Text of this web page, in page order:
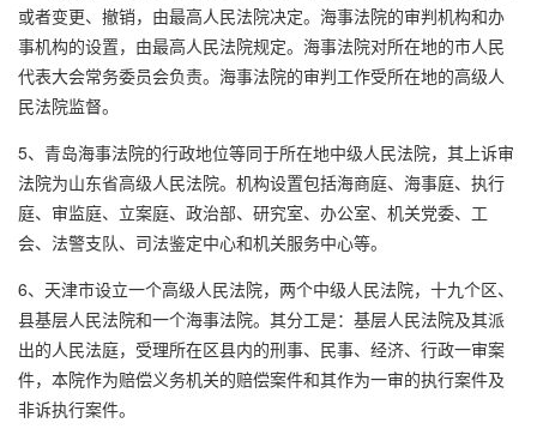
或者变更、撤销，由最高人民法院决定。海事法院的审判机构和办
事机构的设置，由最高人民法院规定。海事法院对所在地的市人民
代表大会常务委员会负责。海事法院的审判工作受所在地的高级人
民法院监督。
5、青岛海事法院的行政地位等同于所在地中级人民法院，其上诉审
法院为山东省高级人民法院。机构设置包括海商庭、海事庭、执行
庭、审监庭、立案庭、政治部、研究室、办公室、机关党委、工
会、法警支队、司法鉴定中心和机关服务中心等。
6、天津市设立一个高级人民法院，两个中级人民法院，十九个区、
县基层人民法院和一个海事法院。其分工是：基层人民法院及其派
出的人民法庭，受理所在区县内的刑事、民事、经济、行政一审案
件，本院作为赔偿义务机关的赔偿案件和其作为一审的执行案件及
非诉执行案件。